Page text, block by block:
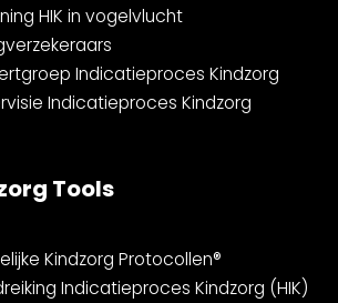
HIK in vogelvlucht
Indicatieproces Kindzorg
Indicatieproces Kindzorg
Tools
Kindzorg Protocollen®
Indicatieproces Kindzorg (HIK)